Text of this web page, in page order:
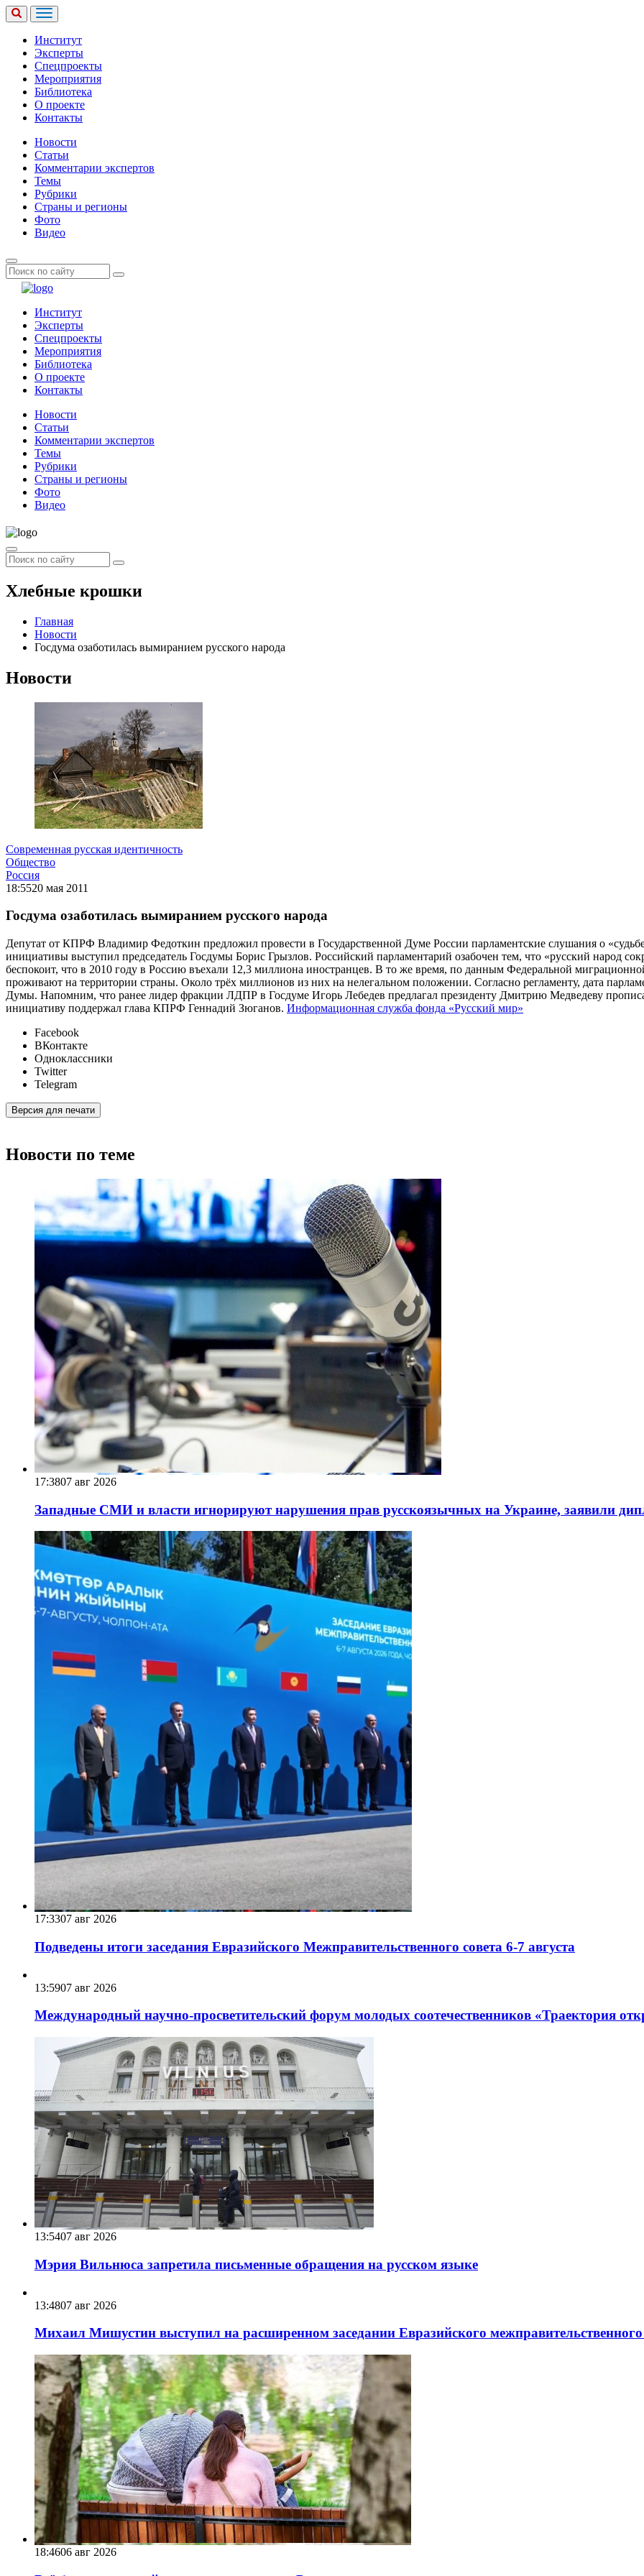
Институт
Эксперты
Спецпроекты
Мероприятия
Библиотека
О проекте
Контакты
Новости
Статьи
Комментарии экспертов
Темы
Рубрики
Страны и регионы
Фото
Видео
Институт
Эксперты
Спецпроекты
Мероприятия
Библиотека
О проекте
Контакты
Новости
Статьи
Комментарии экспертов
Темы
Рубрики
Страны и регионы
Фото
Видео
Хлебные крошки
Главная
Новости
Госдума озаботилась вымиранием русского народа
Новости
Современная русская идентичность
Общество
Россия
18:5520 мая 2011
Госдума озаботилась вымиранием русского народа
Депутат от КПРФ Владимир Федоткин предложил провести в Государственной Думе России парламентские слушания о
инициативы выступил председатель Госдумы Борис Грызлов. Российский парламентарий озабочен тем, что «русский народ
беспокоит, что в 2010 году в Россию въехали 12,3 миллиона иностранцев. В то же время, по данным Федеральной
проживают на территории страны. Около трёх миллионов из них на нелегальном положении. Согласно регламенту, дата
Думы. Напомним, что ранее лидер фракции ЛДПР в Госдуме Игорь Лебедев предлагал президенту Дмитрию Медведеву
инициативу поддержал глава КПРФ Геннадий Зюганов. Информационная служба фонда «Русский мир»
Facebook
ВКонтакте
Одноклассники
Twitter
Telegram
Версия для печати
Новости по теме
17:3807 авг 2026
Западные СМИ и власти игнорируют нарушения прав русскоязычных на Украине, заявили
17:3307 авг 2026
Подведены итоги заседания Евразийского Межправительственного совета 6-7 августа
13:5907 авг 2026
Международный научно-просветительский форум молодых соотечественников «Траектория
13:5407 авг 2026
Мэрия Вильнюса запретила письменные обращения на русском языке
13:4807 авг 2026
Михаил Мишустин выступил на расширенном заседании Евразийского
18:4606 авг 2026